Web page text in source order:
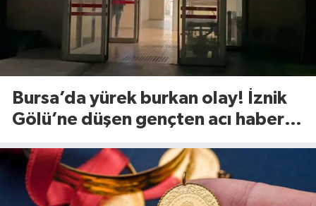
Bursa’da yürek burkan olay! İznik
Gölü’ne düşen gençten acı haber